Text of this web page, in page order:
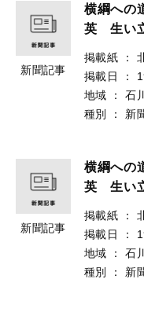
新聞記事
横綱への
英 生い
掲載紙 ：
掲載日
：
地域
：
石
種別
： 新
新聞記事
横綱への
英 生い
掲載紙 ：
掲載日
：
地域
：
石
種別
： 新